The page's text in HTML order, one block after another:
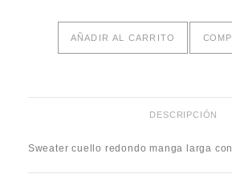
AÑADIR AL CARRITO
DESCRIPCIÓN
Sweater cuello redondo manga larga